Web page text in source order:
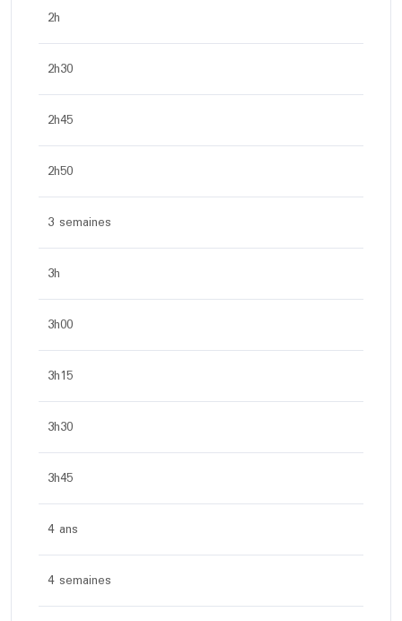
2h
2h30
2h45
2h50
3 semaines
3h
3h00
3h15
3h30
3h45
4 ans
4 semaines